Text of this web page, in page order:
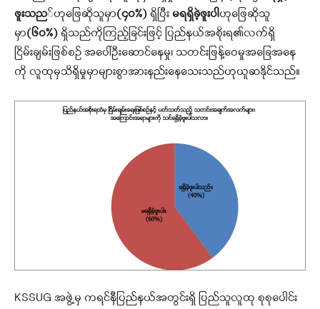
ဖူးသည်ဟုဖြေဆိုသူမှာ(၄၀%)ရှိပြီးမရရှိခဲ့ဖူးပါဟုဖြေဆိုသူ
မှာ(၆၀%)ရှိသည်ကိုကြည့်ခြင်းဖြင့် ပြည်နယ်အစိုးရ၏လက်ရှိ
ငြိမ်းချမ်းဖြစ်စဉ် အပေါ်ဦးဆောင်နေမှု၊ သတင်းဖြန့်ဝေမှုအခြေအနေ
ကို လူထုမှသိရှိမှုမှာများစွာအားနည်းနေသေးသည်ဟုယူဆနိုင်သည်။
KSSUG အဖွဲ့မှ ကရင်နီပြည်နယ်အတွင်းရှိ ပြည်သူလူထု စုစုပေါင်း